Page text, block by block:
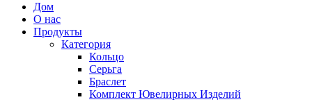
Дом
О нас
Продукты
Категория
Кольцо
Серьга
Браслет
Комплект Ювелирных Изделий